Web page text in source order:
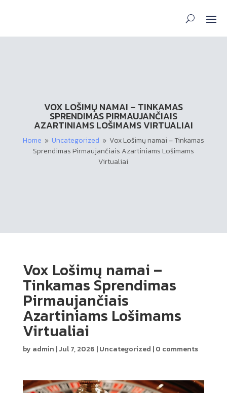
VOX LOŠIMŲ NAMAI – TINKAMAS
SPRENDIMAS PIRMAUJANČIAIS
AZARTINIAMS LOŠIMAMS VIRTUALIAI
Home 9 Uncategorized 9 Vox Lošimų namai – Tinkamas
Sprendimas Pirmaujančiais Azartiniams Lošimams
Virtualiai
Vox Lošimų namai –
Tinkamas Sprendimas
Pirmaujančiais
Azartiniams Lošimams
Virtualiai
by admin |Jul 7, 2026 |Uncategorized |0 comments